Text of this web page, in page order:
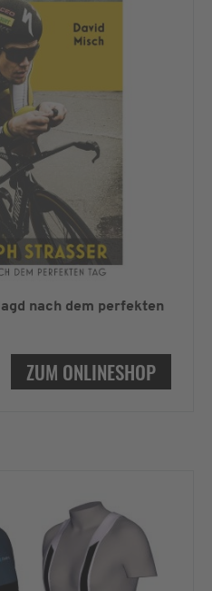
nach dem perfekten
ZUM ONLINESHOP